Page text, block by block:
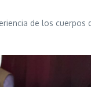
de los